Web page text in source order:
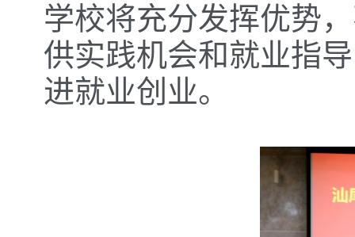
学校将充分发挥优势
供实践机会和就业指
进就业创业。